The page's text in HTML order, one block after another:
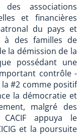
associations
et financières
du pays et
à des familles de
la démission de la
possédant une
contrôle -
la #2 comme positif
la démocratie et
malgré des
appuya le
et la poursuite